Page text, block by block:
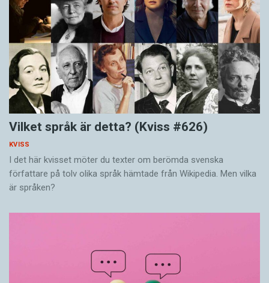
Vilket språk är detta? (Kviss #626)
KVISS
I det här kvisset möter du texter om berömda svenska
författare på tolv olika språk hämtade från Wikipedia. Men vilka
är språken?